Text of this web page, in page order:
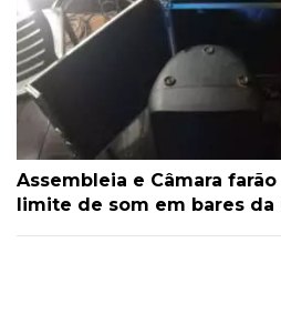
Assembleia e Câmara
limite de som em bares da